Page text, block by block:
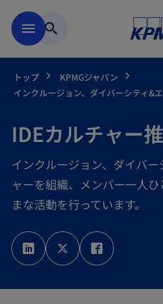
menu search
トップ
KPMGジャパン
インクルージョン、ダイバーシティ&
IDEカルチャー
インクルージョン、ダイバ
ャーを組織、メンバー一人
まな活動を行っています。
新
し
い
タ
新
し
い
タ
し
い